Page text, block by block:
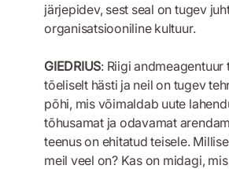
järjepidev, sest seal on tugev
organisatsiooniline kultuur.
GIEDRIUS: Riigi andmeagentuur
tõeliselt hästi ja neil on tugev
põhi, mis võimaldab uute
tõhusamat ja odavamat
teenus on ehitatud teisele.
meil veel on? Kas on midagi,